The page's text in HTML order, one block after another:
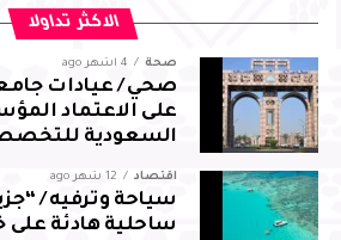
من جانبه، أعرب العرجاني عن شكره
توجيهاته واهتمامه ودعمه المستمر،
والالتزام بالمسؤوليات المنوطة به
لقطاع المجاهدين بالمحافظة
الاكثر تداولا
صحة 4 أشهر ago
صحي / عيادات
على الاعتماد
السعودية
اقتصاد 12 شهر ago
سياحة وترفيه /
ساحلية هادئة على